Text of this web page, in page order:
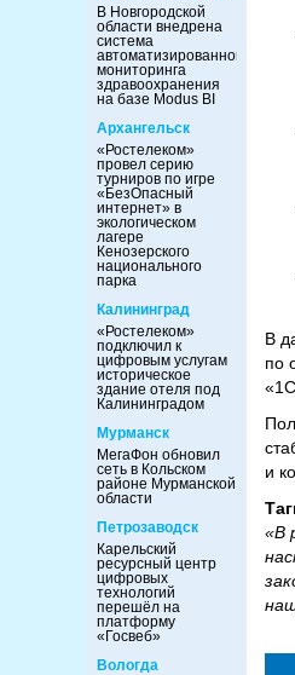
В Новгородской
области внедрена
система
автоматизированного
мониторинга
здравоохранения
на базе Modus BI
Архангельск
«Ростелеком»
провел серию
турниров по игре
«БезОпасный
интернет» в
экологическом
лагере
Кенозерского
национального
парка
Калининград
«Ростелеком»
подключил к
цифровым услугам
историческое
здание отеля под
Калининградом
Мурманск
МегаФон обновил
сеть в Кольском
районе Мурманской
области
Петрозаводск
Карельский
ресурсный центр
цифровых
технологий
перешёл на
платформу
«Госвеб»
Вологда
В
по
и
«В